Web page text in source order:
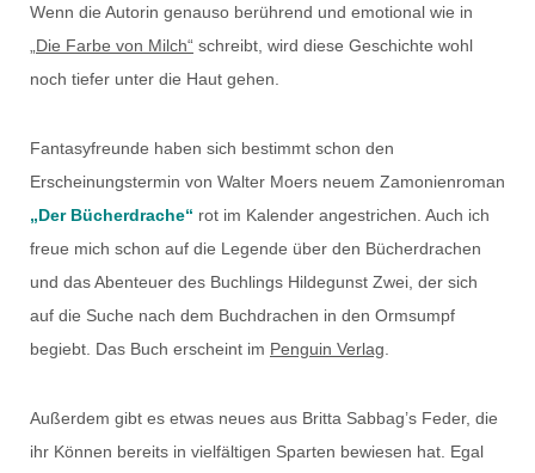
Wenn die Autorin genauso berührend und emotional wie in
„Die Farbe von Milch“ schreibt, wird diese Geschichte wohl
noch tiefer unter die Haut gehen.
Fantasyfreunde haben sich bestimmt schon den
Erscheinungstermin von Walter Moers neuem Zamonienroman
„Der Bücherdrache“ rot im Kalender angestrichen. Auch ich
freue mich schon auf die Legende über den Bücherdrachen
und das Abenteuer des Buchlings Hildegunst Zwei, der sich
auf die Suche nach dem Buchdrachen in den Ormsumpf
begiebt. Das Buch erscheint im Penguin Verlag
Außerdem gibt es etwas neues aus Britta Sabbag’s Feder, die
ihr Können bereits in vielfältigen Sparten bewiesen hat. Egal